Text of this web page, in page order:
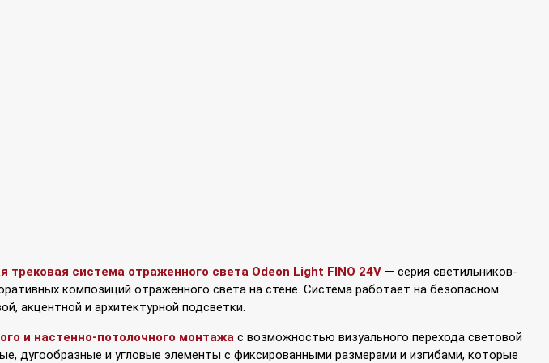
система отраженного света Odeon Light FINO 24V — серия светильников-
композиций отраженного света на стене. Система работает на безопасном
акцентной и архитектурной подсветки.
и настенно-потолочного монтажа с возможностью визуального перехода световой
дугообразные и угловые элементы с фиксированными размерами и изгибами, которые